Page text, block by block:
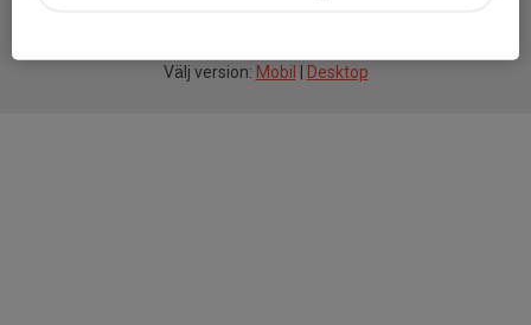
Välj version: Mobil Desktop